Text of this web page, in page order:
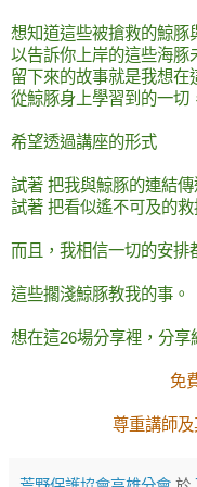
想知道這些被搶救的鯨豚
以告訴你上岸的這些海豚
留下來的故事就是我想
從鯨豚身上學習到的一切
希望透過講座的形式
試著 把我與鯨豚的連結
試著 把看似遙不可及的
而且，我相信一切的安排
這些擱淺鯨豚教我的事。
想在這26場分享裡，分享
免
尊重講師